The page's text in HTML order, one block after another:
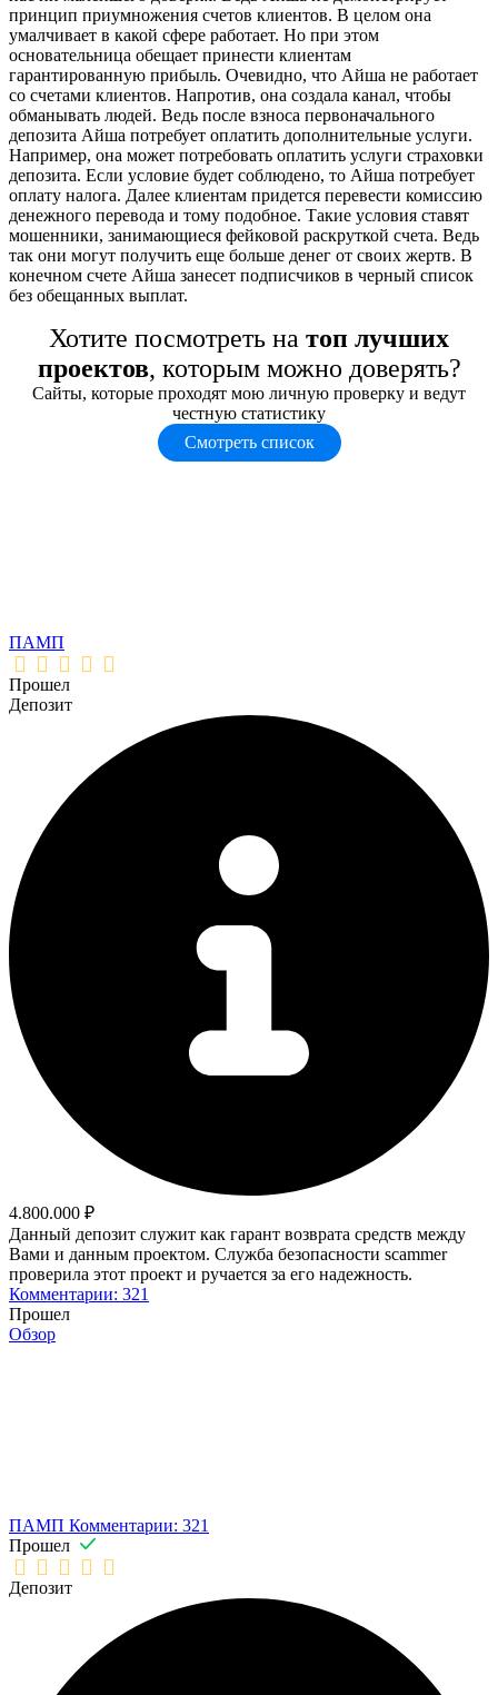
принцип приумножения счетов клиентов. В целом она
умалчивает в какой сфере работает. Но при этом
основательница обещает принести клиентам
гарантированную прибыль. Очевидно, что Айша не работает
со счетами клиентов. Напротив, она создала канал, чтобы
обманывать людей. Ведь после взноса первоначального
депозита Айша потребует оплатить дополнительные услуги.
Например, она может потребовать оплатить услуги страховки
депозита. Если условие будет соблюдено, то Айша потребует
оплату налога. Далее клиентам придется перевести комиссию
денежного перевода и тому подобное. Такие условия ставят
мошенники, занимающиеся фейковой раскруткой счета. Ведь
так они могут получить еще больше денег от своих жертв. В
конечном счете Айша занесет подписчиков в черный список
без обещанных выплат.
Хотите посмотреть на топ лучших
проектов, которым можно доверять?
Сайты, которые проходят мою личную проверку и ведут
честную статистику
Смотреть список
ПАМП
Прошел
Депозит
4.800.000 ₽
Данный депозит служит как гарант возврата средств между
Вами и данным проектом. Служба безопасности scammer
проверила этот проект и ручается за его надежность.
Комментарии: 321
Прошел
Обзор
ПАМП Комментарии: 321
Прошел
Депозит